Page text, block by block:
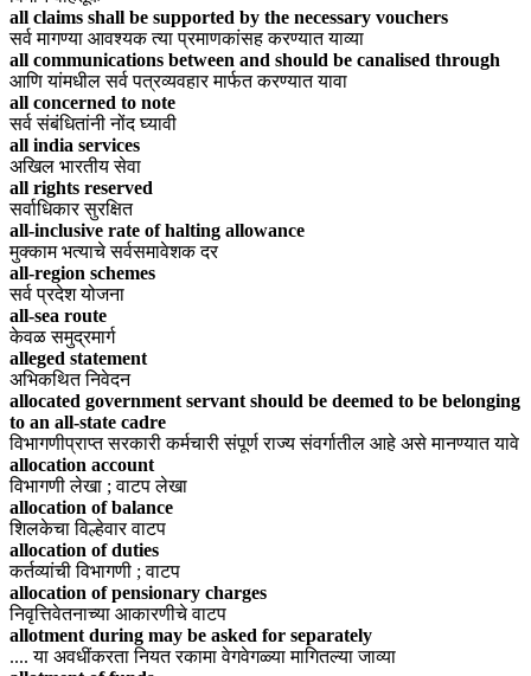
all claims shall be supported by the necessary vouchers
सर्व मागण्या आवश्यक त्या प्रमाणकांसह करण्यात याव्या
all communications between and should be canalised through
आणि यांमधील सर्व पत्रव्यवहार मार्फत करण्यात यावा
all concerned to note
सर्व संबंधितांनी नोंद घ्यावी
all india services
अखिल भारतीय सेवा
all rights reserved
सर्वाधिकार सुरक्षित
all-inclusive rate of halting allowance
मुक्काम भत्याचे सर्वसमावेशक दर
all-region schemes
सर्व प्रदेश योजना
all-sea route
केवळ समुद्रमार्ग
alleged statement
अभिकथित निवेदन
allocated government servant should be deemed to be belonging
to an all-state cadre
विभागणीप्राप्त सरकारी कर्मचारी संपूर्ण राज्य संवर्गातील आहे असे मानण्यात यावे
allocation account
विभागणी लेखा ; वाटप लेखा
allocation of balance
शिलकेचा विल्हेवार वाटप
allocation of duties
कर्तव्यांची विभागणी ; वाटप
allocation of pensionary charges
निवृत्तिवेतनाच्या आकारणीचे वाटप
allotment during may be asked for separately
.... या अवधींकरता नियत रकामा वेगवेगळ्या मागितल्या जाव्या